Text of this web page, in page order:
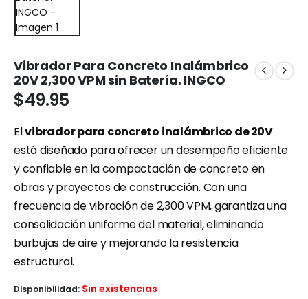
Vibrador Para Concreto Inalámbrico
20V 2,300 VPM sin Batería. INGCO
$49.95
Elvibrador para concreto inalámbrico de 20V
está diseñado para ofrecer un desempeño eficiente
y confiable en la compactación de concreto en
obras y proyectos de construcción. Con una
frecuencia de vibración de 2,300 VPM, garantiza una
consolidación uniforme del material, eliminando
burbujas de aire y mejorando la resistencia
estructural.
Disponibilidad: Sin existencias